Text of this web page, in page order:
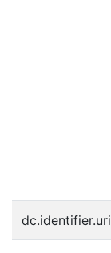
dc.identifier.uri